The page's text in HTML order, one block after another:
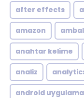
after effects
amazon
anahtar kelime
analiz
android uygulama